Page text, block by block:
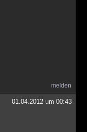
melden
01.04.2012 um 00:43